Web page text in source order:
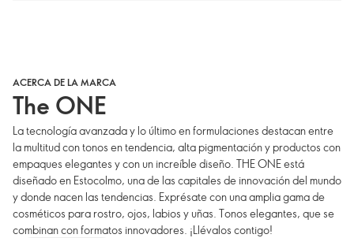
ACERCA DE LA MARCA
The ONE
La tecnología avanzada y lo último en formulaciones destacan entre
la multitud con tonos en tendencia, alta pigmentación y productos con
empaques elegantes y con un increíble diseño. THE ONE está
diseñado en Estocolmo, una de las capitales de innovación del mundo
y donde nacen las tendencias. Exprésate con una amplia gama de
cosméticos para rostro, ojos, labios y uñas. Tonos elegantes, que se
combinan con formatos innovadores. ¡Llévalos contigo!